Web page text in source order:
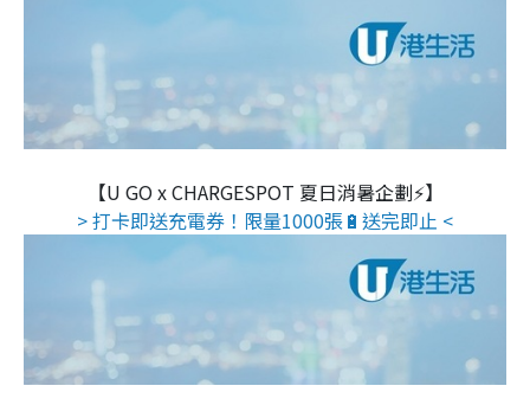
【U GO x CHARGESPOT 夏日消暑企劃⚡】
> 打卡即送充電券！限量1000張🔋送完即止 <